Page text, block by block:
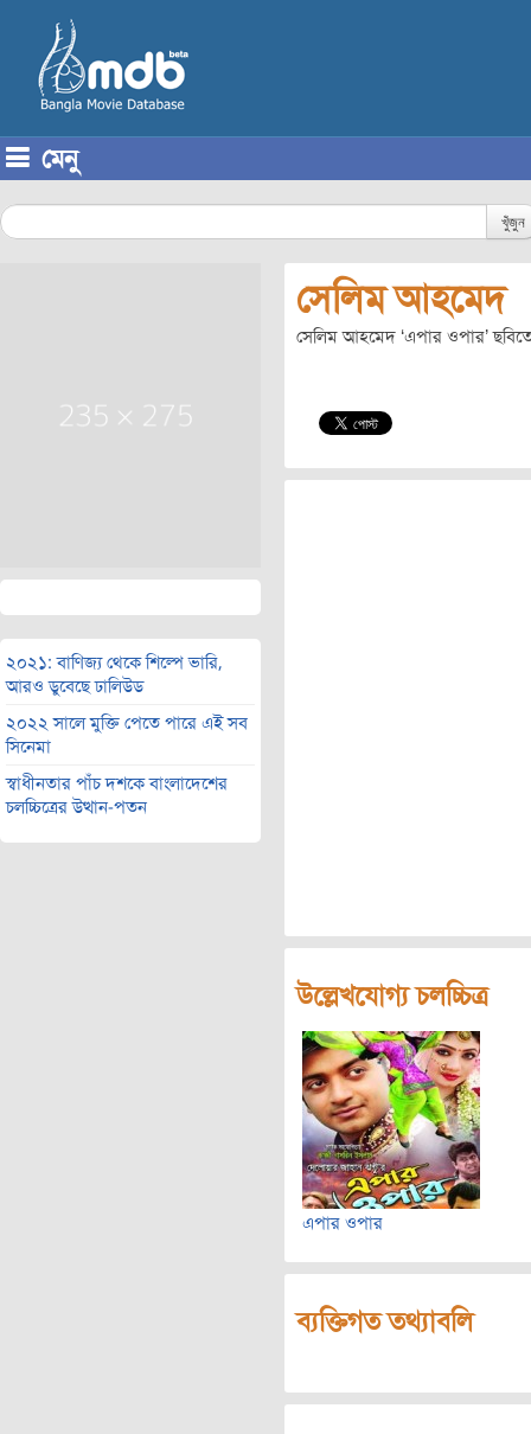
মেনু
খুঁজুন
২০২১: বাণিজ্য থেকে শিল্পে ভারি,
আরও ডুবেছে ঢালিউড
২০২২ সালে মুক্তি পেতে পারে এই সব
সিনেমা
স্বাধীনতার পাঁচ দশকে বাংলাদেশের
চলচ্চিত্রের উত্থান-পতন
সেলিম আহমেদ
সেলিম আহমেদ ‘এপার ওপার’
উল্লেখযোগ্য চলচ্চিত্র
এপার ওপার
ব্যক্তিগত তথ্যাবলি